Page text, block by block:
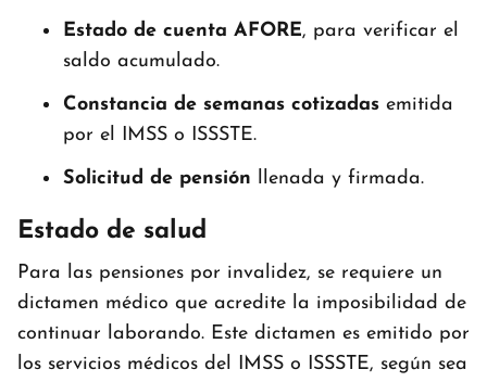
Estado de cuenta AFORE, para verificar el
saldo acumulado.
Constancia de semanas cotizadas emitida
por el IMSS o ISSSTE.
Solicitud de pensión llenada y firmada.
Estado de salud
Para las pensiones por invalidez, se requiere un
dictamen médico que acredite la imposibilidad de
continuar laborando. Este dictamen es emitido por
los servicios médicos del IMSS o ISSSTE, según sea